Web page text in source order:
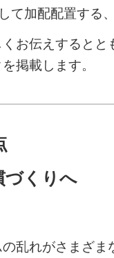
て加配配置する
お伝えするとと
掲載します。
づくりへ
乱れがさまざま